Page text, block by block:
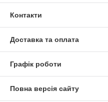
Контакти
Доставка та оплата
Графік роботи
Повна версія сайту